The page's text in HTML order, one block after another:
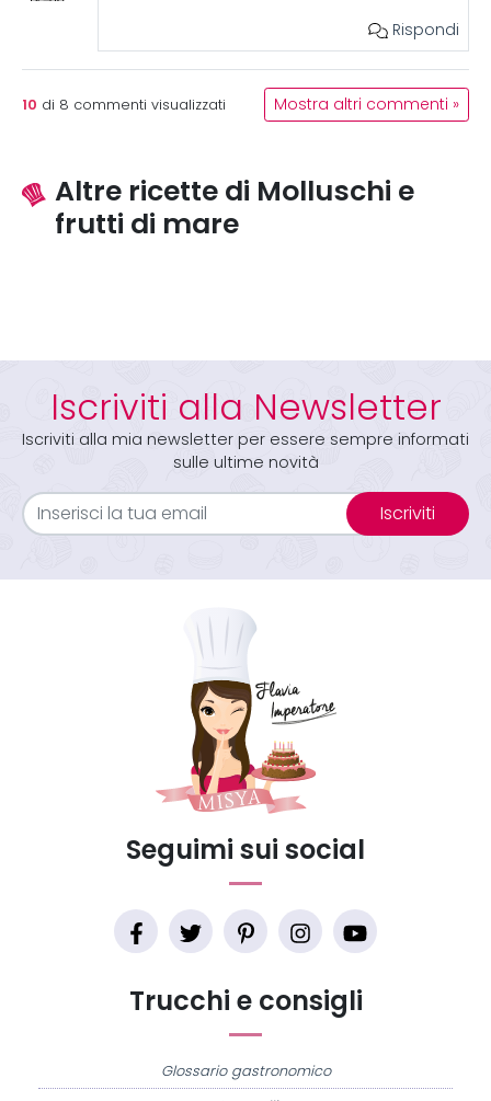
Rispondi
10 di 8 commenti visualizzati Mostra altri commenti »
Altre ricette di Molluschi e
frutti di mare
Iscriviti alla Newsletter
Iscriviti alla mia newsletter per essere sempre informati
sulle ultime novità
Iscriviti
Trucchi e consigli
Glossario gastronomico
Seguimi sui social